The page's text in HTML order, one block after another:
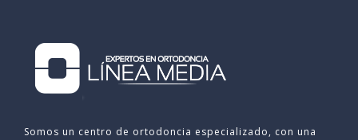
Somos un centro de ortodoncia especializado, con una